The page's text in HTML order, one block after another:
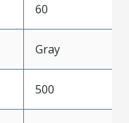
60
Gray
500